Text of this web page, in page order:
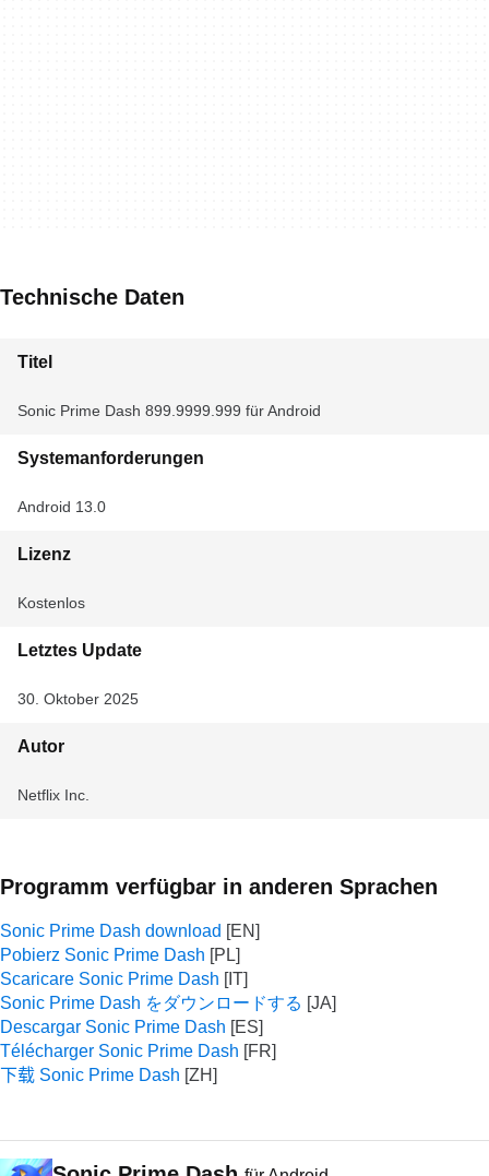
Technische Daten
Titel
Sonic Prime Dash 899.9999.999 für Android
Systemanforderungen
Android 13.0
Lizenz
Kostenlos
Letztes Update
30. Oktober 2025
Autor
Netflix Inc.
Programm verfügbar in anderen Sprachen
Sonic Prime Dash download
Pobierz Sonic Prime Dash
Scaricare Sonic Prime Dash
Sonic Prime Dash をダウンロードする
Descargar Sonic Prime Dash
Télécharger Sonic Prime Dash
下载 Sonic Prime Dash